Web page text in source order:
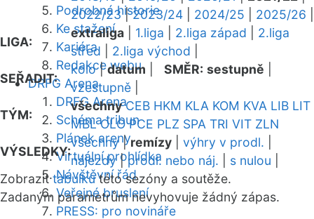
Podrobná historie
Ke stažení
Kariéra
Redakce webu
DRFG Arena
DRFG Arena
Schéma tribun
Plánek areny
Virtuální prohlídka
Návštěvní řád
Veřejné bruslení
PRESS: pro novináře
2022/23|2023/24 2024/25 2025/26
LIGA:
extraliga 1.liga 2.liga západ
2.liga
střed
2.liga východ
SEŘADIT:
kolo|datum SMĚR: sestupně
vzestupně
TÝM:
všechny CEB HKM KLA KOM KVA LIB LIT
MBL OLO PCE PLZ SPA TRI VIT ZLN
VÝSLEDKY:
všechny|remízy výhry v prodl.
nájezdy|prodl. nebo náj. s nulou
Zobrazittabulkutéto sezóny a soutěže.
Zadaným parametrům nevyhovuje žádný zápas.